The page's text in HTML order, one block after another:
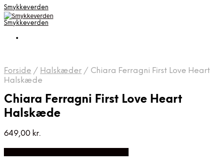
Smykkeverden
Smykkeverden
Forside / Halskæder / Chiara Ferragni First Love Heart
Halskæde
Chiara Ferragni First Love Heart
Halskæde
649,00 kr.